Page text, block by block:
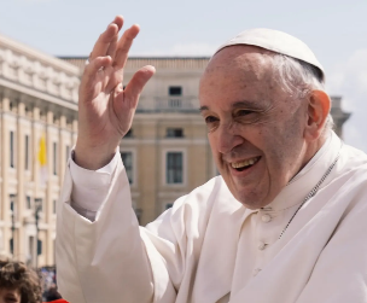
Sistemi di Workflow per la prestampa